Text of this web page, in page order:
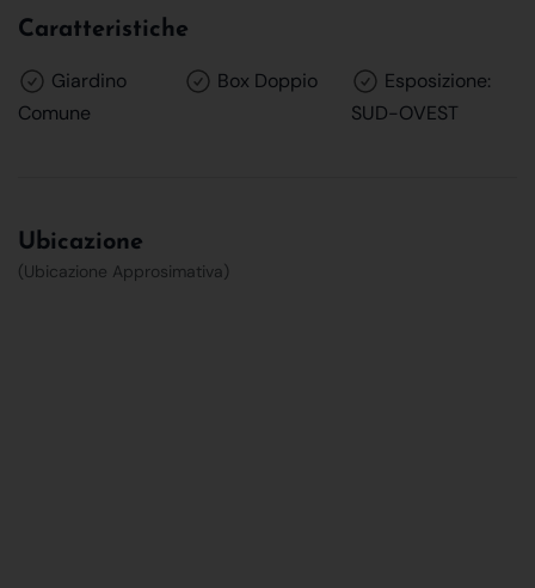
Caratteristiche
Giardino
Comune
Box Doppio
Esposizione:
SUD-OVEST
Ubicazione
(Ubicazione Approsimativa)